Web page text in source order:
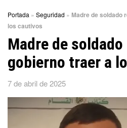
Portada » Seguridad » Madre de soldado
los cautivos
Madre de
gobierno traer a
7 de abril de 2025